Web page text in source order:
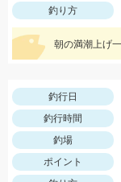
釣り方
釣行日
釣行時間
釣場
ポイント